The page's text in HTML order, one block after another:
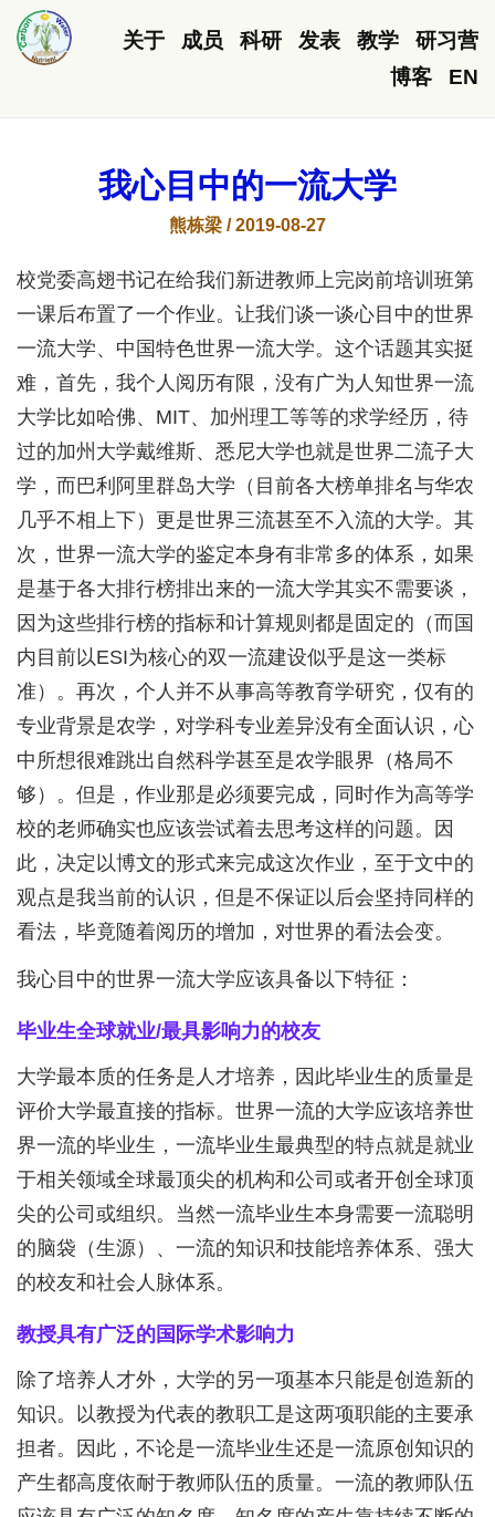
关于 成员 科研 发表 教学
研习营
博客
EN
我心目中的一流大学
熊栋梁 / 2019-08-27
校党委高翅书记在给我们新进教师上完岗前培训班第
一课后布置了一个作业。让我们谈一谈心目中的世界
一流大学、中国特色世界一流大学。这个话题其实挺
难，首先，我个人阅历有限，没有广为人知世界一流
大学比如哈佛、MIT、加州理工等等的求学经历，待
过的加州大学戴维斯、悉尼大学也就是世界二流子大
学，而巴利阿里群岛大学（目前各大榜单排名与华农
几乎不相上下）更是世界三流甚至不入流的大学。其
次，世界一流大学的鉴定本身有非常多的体系，如果
是基于各大排行榜排出来的一流大学其实不需要谈，
因为这些排行榜的指标和计算规则都是固定的（而国
内目前以ESI为核心的双一流建设似乎是这一类标
准）。再次，个人并不从事高等教育学研究，仅有的
专业背景是农学，对学科专业差异没有全面认识，心
中所想很难跳出自然科学甚至是农学眼界（格局不
够）。但是，作业那是必须要完成，同时作为高等学
校的老师确实也应该尝试着去思考这样的问题。因
此，决定以博文的形式来完成这次作业，至于文中的
观点是我当前的认识，但是不保证以后会坚持同样的
看法，毕竟随着阅历的增加，对世界的看法会变。
我心目中的世界一流大学应该具备以下特征：
毕业生全球就业/最具影响力的校友
大学最本质的任务是人才培养，因此毕业生的质量是
评价大学最直接的指标。世界一流的大学应该培养世
界一流的毕业生，一流毕业生最典型的特点就是就业
于相关领域全球最顶尖的机构和公司或者开创全球顶
尖的公司或组织。当然一流毕业生本身需要一流聪明
的脑袋（生源）、一流的知识和技能培养体系、强大
的校友和社会人脉体系。
教授具有广泛的国际学术影响力
除了培养人才外，大学的另一项基本只能是创造新的
知识。以教授为代表的教职工是这两项职能的主要承
担者。因此，不论是一流毕业生还是一流原创知识的
产生都高度依耐于教师队伍的质量。一流的教师队伍